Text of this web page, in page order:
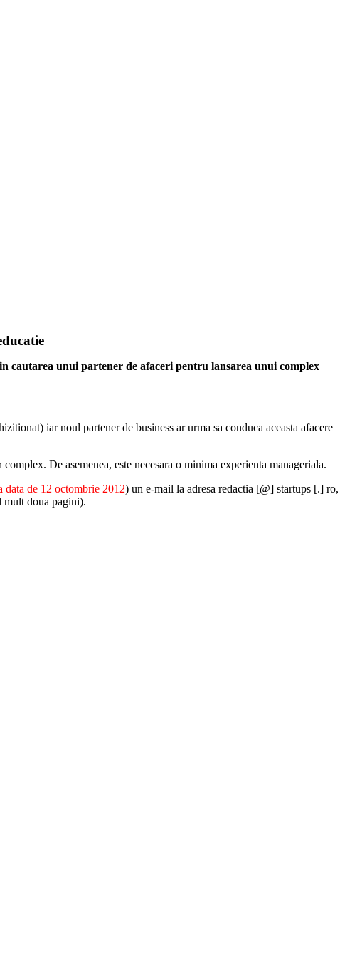
cautarea unui partener de afaceri pentru lansarea unui complex
iar noul partener de business ar urma sa conduca aceasta afacere
De asemenea, este necesara o minima experienta manageriala.
data de 12 octombrie 2012) un e-mail la adresa redactia [@] startups [.] ro,
mult doua pagini).